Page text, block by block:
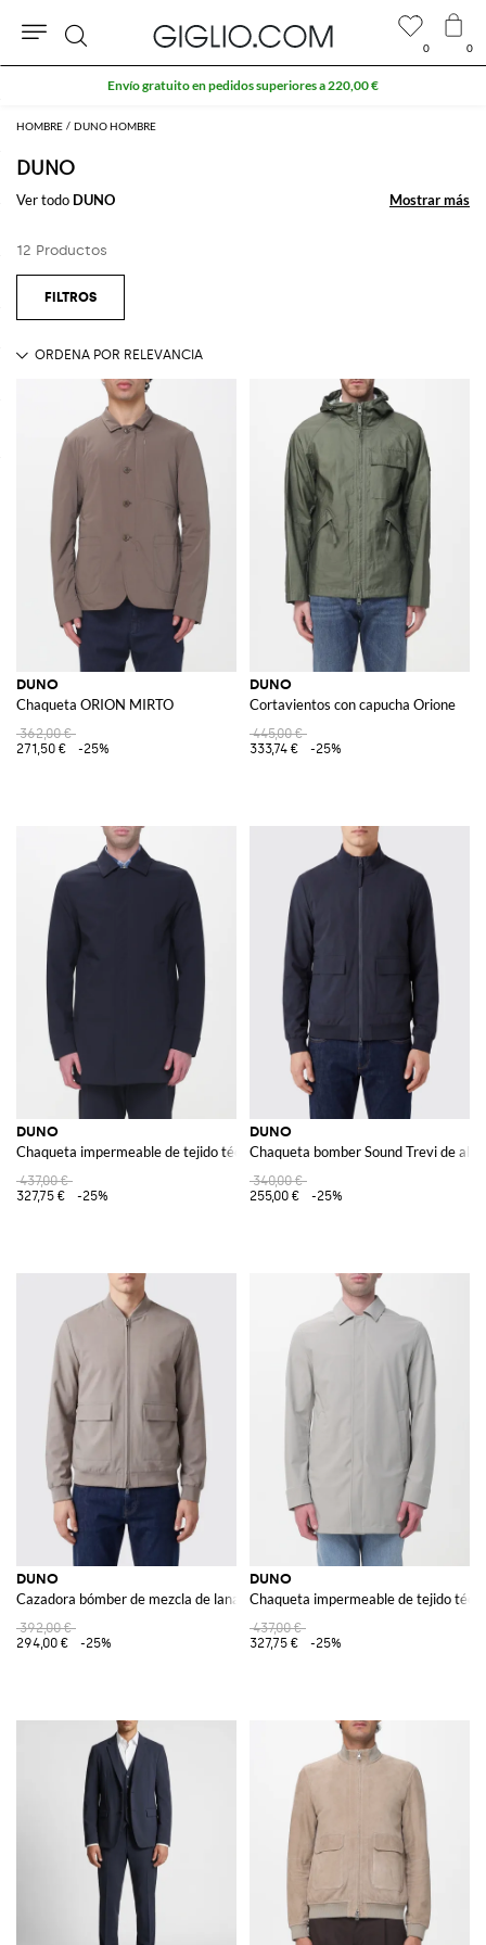
HOMBRE DUNO HOMBRE
DUNO
Ver todo DUNO Mostrar más
Mostrar más
12 Productos
DUNO
Chaqueta ORION MIRTO
362,00 €
271,50 €
-25%
DUNO
Cortavientos con capucha Orione
445,00 €
333,74 €
-25%
DUNO
Chaqueta impermeable de tejido técnico
437,00 €
327,75 €
-25%
DUNO
Chaqueta bomber Sound Trevi de
340,00 €
255,00 €
-25%
DUNO
Cazadora bómber de mezcla de lana con cuello bómber y bolsillos de parche
392,00 €
294,00 €
-25%
DUNO
Chaqueta impermeable de tejido
437,00 €
327,75 €
-25%
0 0
Buscar
Envío gratuito en pedidos superiores a 220,00 €